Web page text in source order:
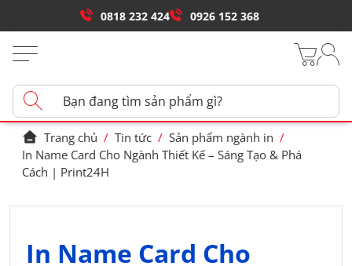
0818 232 424 0926 152 368
Trang chủ / Tin tức / Sản phẩm ngành in /
In Name Card Cho Ngành Thiết Kế – Sáng Tạo & Phá
Cách | Print24H
In Name Card Cho